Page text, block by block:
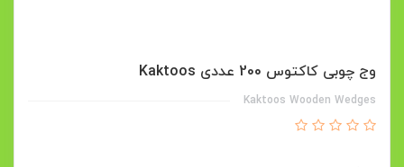
وج چوبی کاکتوس 200 عددی Kaktoos
Kaktoos Wooden Wedges